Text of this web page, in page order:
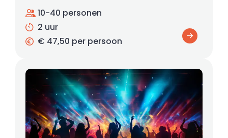
10-40 personen
2 uur
€ 47,50 per persoon